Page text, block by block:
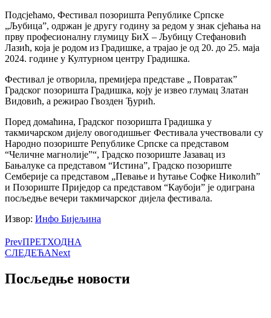
Подсјећамо, Фестивал позоришта Републике Српске
„Љубица”, одржан је другу годину за редом у знак сјећања на
прву професионалну глумицу БиХ – Љубицу Стефановић
Лазић, која је родом из Градишке, а трајао је од 20. до 25. маја
2024. године у Културном центру Градишка.
Фестивал је отворила, премијера представе „ Повратак”
Градског позоришта Градишка, коју је извео глумац Златан
Видовић, а режирао Гвозден Ђурић.
Поред домаћина, Градског позоришта Градишка у
такмичарском дијелу овогодишњег Фестивала учествовали су
Народно позориште Републике Српске са представом
“Челичне магнолије”“, Градско позориште Јазавац из
Бањалуке са представом “Истина”, Градско позориште
Семберије са представом „Певање и ћутање Софке Николић”
и Позориште Приједор са представом “Каубоји” је одиграна
посљедње вечери такмичарског дијела фестивала.
Извор: Инфо Бијељина
PrevПРЕТХОДНА
СЛЕДЕЋАNext
Посљедње новости